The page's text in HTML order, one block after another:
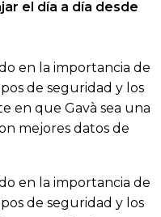
el día a día desde
en la importancia de
de seguridad y los
en que Gavà sea una
mejores datos de
en la importancia de
de seguridad y los